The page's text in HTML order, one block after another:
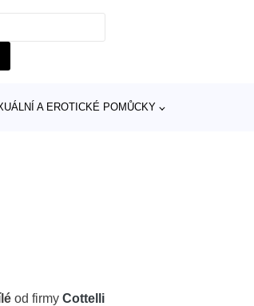
A EROTICKÉ POMŮCKY
od firmyCottelli